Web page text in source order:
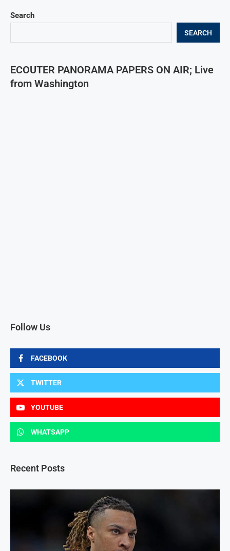
Search
SEARCH
ECOUTER PANORAMA PAPERS ON AIR; Live
from Washington
Follow Us
FACEBOOK
TWITTER
YOUTUBE
WHATSAPP
Recent Posts